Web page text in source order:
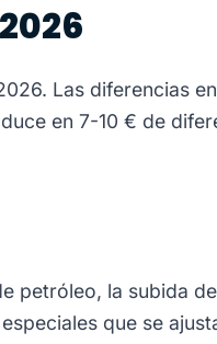
Las diferencias
en 7-10 € de
la subida
que se